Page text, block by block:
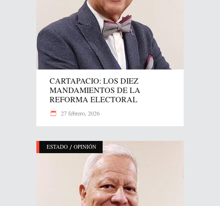
CARTAPACIO: LOS DIEZ
MANDAMIENTOS DE LA
REFORMA ELECTORAL
27 febrero, 2026
ESTADO / OPINIÓN